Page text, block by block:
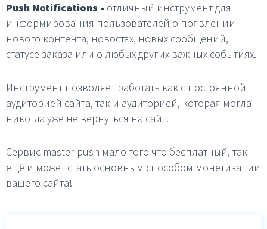
Push Notifications - отличный инструмент для
информирования пользователей о появлении
нового контента, новостях, новых сообщений,
статусе заказа или о любых других важных событиях.
Инструмент позволяет работать как с постоянной
аудиторией сайта, так и аудиторией, которая могла
никогда уже не вернуться на сайт.
Сервис master-push мало того что бесплатный, так
ещё и может стать основным способом монетизации
вашего сайта!